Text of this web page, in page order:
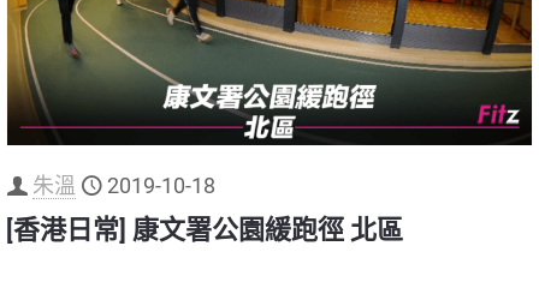
朱溫 2019-10-18
[香港日常] 康文署公園緩跑徑 北區